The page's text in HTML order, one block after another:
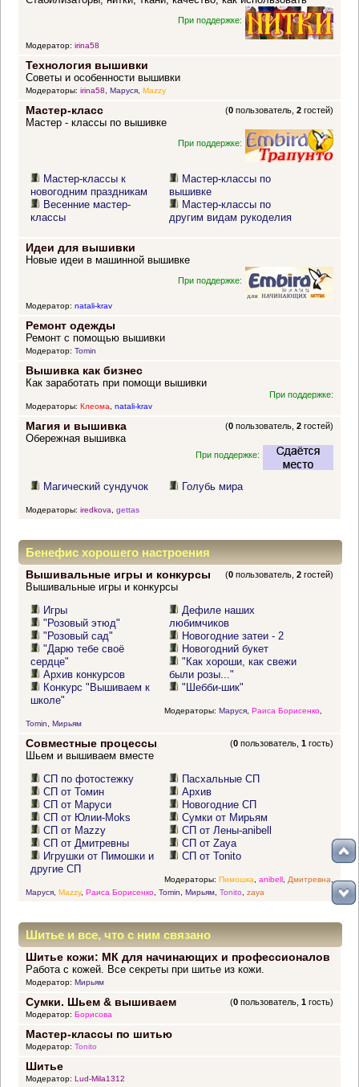
При поддержке:
Модератор: irina58
Технология вышивки
Советы и особенности вышивки
Модераторы: irina58, Маруся, Mazzy
Мастер-класс (0 пользователь,2 гостей)
Мастер - классы по вышивке
При поддержке:
Мастер-классы к
новогодним праздникам
Весенние мастер-
классы
Мастер-классы по
вышивке
Мастер-классы по
другим видам рукоделия
Идеи для вышивки
Новые идеи в машинной вышивке
При поддержке:
Модератор: natali-krav
Ремонт одежды
Ремонт с помощью вышивки
Модератор: Tomin
Вышивка как бизнес
Как заработать при помощи вышивки
При поддержке:
Модераторы: Клеома, natali-krav
Магия и вышивка (0 пользователь,2 гостей)
Обережная вышивка
При поддержке:
Магический сундучок Голубь мира
Модераторы: iredkova gettas
Бенефис хорошего настроения
Вышивальные игры и конкурсы (0 пользователь,2 гостей)
Вышивальные игры и конкурсы
Игры
"Розовый этюд"
"Розовый сад"
"Дарю тебе своё
сердце"
Архив конкурсов
Конкурс "Вышиваем к
школе"
Дефиле наших
любимчиков
Новогодние затеи - 2
Новогодний букет
"Как хороши, как свежи
были розы..."
"Шебби-шик"
Модераторы: Маруся, Раиса Борисенко,
Tomin
Мирьям
Совместные процессы (0 пользователь,1 гость)
Шьем и вышиваем вместе
СП по фотостежку
СП от Томин
СП от Маруси
СП от Юлии-Moks
СП от Mazzy
СП от Дмитревны
Игрушки от Пимошки и
другие СП
Пасхальные СП
Архив
Новогодние СП
Сумки от Мирьям
СП от Лены-anibell
СП от Zaya
СП от Tonito
Модераторы: Пимошка anibell, Дмитревна
Маруся, Mazzy, Раиса Борисенко, Tomin Мирьям, Tonito zaya
Шитье и все, что с ним связано
Шитье кожи: МК для начинающих и профессионалов
Работа с кожей. Все секреты при шитье из кожи.
Модератор: Мирьям
Сумки. Шьем & вышиваем (0 пользователь,1 гость)
Модератор: Борисова
Мастер-классы по шитью
Модератор: Tonito
Шитье
Модератор: Lud-Mila1312